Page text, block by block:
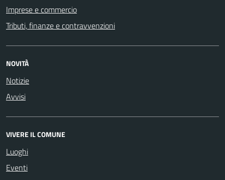
Imprese e commercio
Tributi, finanze e contravvenzioni
NOVITÀ
Notizie
Avvisi
VIVERE IL COMUNE
Luoghi
Eventi